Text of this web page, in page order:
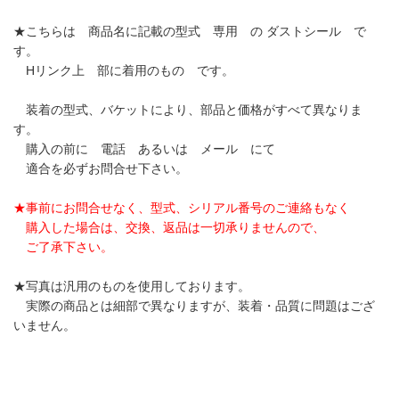
★こちらは 商品名に記載の型式 専用 の ダストシール で
す。
Hリンク上 部に着用のもの です。
装着の型式、バケットにより、部品と価格がすべて異なりま
す。
購入の前に 電話 あるいは メール にて
適合を必ずお問合せ下さい。
★事前にお問合せなく、型式、シリアル番号のご連絡もなく
購入した場合は、交換、返品は一切承りませんので、
ご了承下さい。
★写真は汎用のものを使用しております。
実際の商品とは細部で異なりますが、装着・品質に問題はござ
いません。